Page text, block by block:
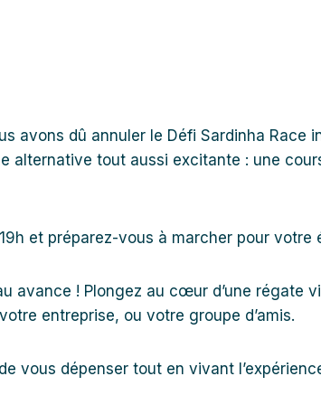
avons dû annuler le Défi Sardinha Race
alternative tout aussi excitante : une
et préparez-vous à marcher pour votre
avance ! Plongez au cœur d’une régate
entreprise, ou votre groupe d’amis.
vous dépenser tout en vivant